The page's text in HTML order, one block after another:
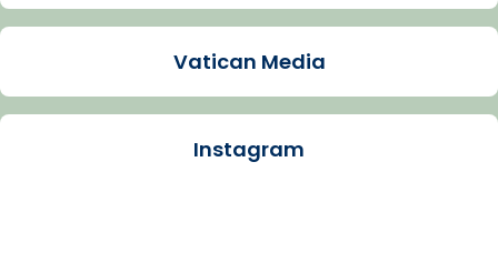
Mons. Sergi Gordo, bisbe de Tortosa, ha
Santes de Mataró.
🔗tinyurl.com/cvu5jmbk
Vatican Media
Instagram